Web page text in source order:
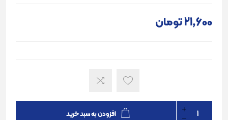
21٬600 تومان
افزودن به سبد خرید